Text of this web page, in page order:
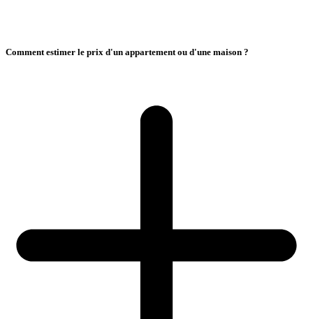
Comment estimer le prix d'un appartement ou d'une maison ?